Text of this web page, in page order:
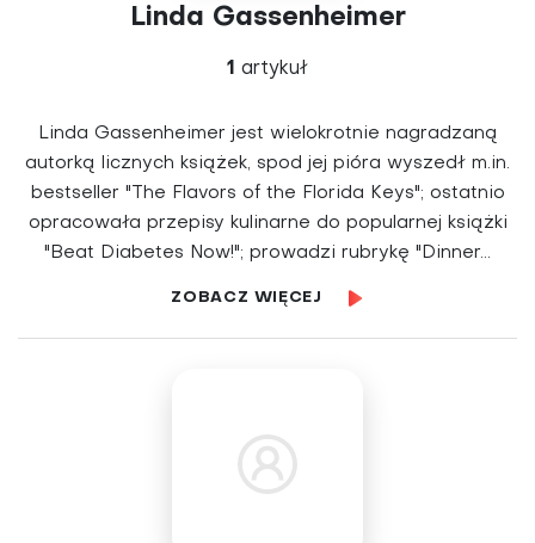
Linda Gassenheimer
1 artykuł
Linda Gassenheimer jest wielokrotnie nagradzaną
autorką licznych książek, spod jej pióra wyszedł m.in.
bestseller "The Flavors of the Florida Keys"; ostatnio
opracowała przepisy kulinarne do popularnej książki
"Beat Diabetes Now!"; prowadzi rubrykę "Dinner...
ZOBACZ WIĘCEJ